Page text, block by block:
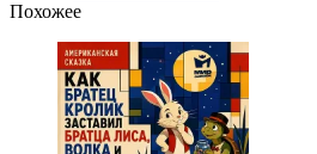
Похожее